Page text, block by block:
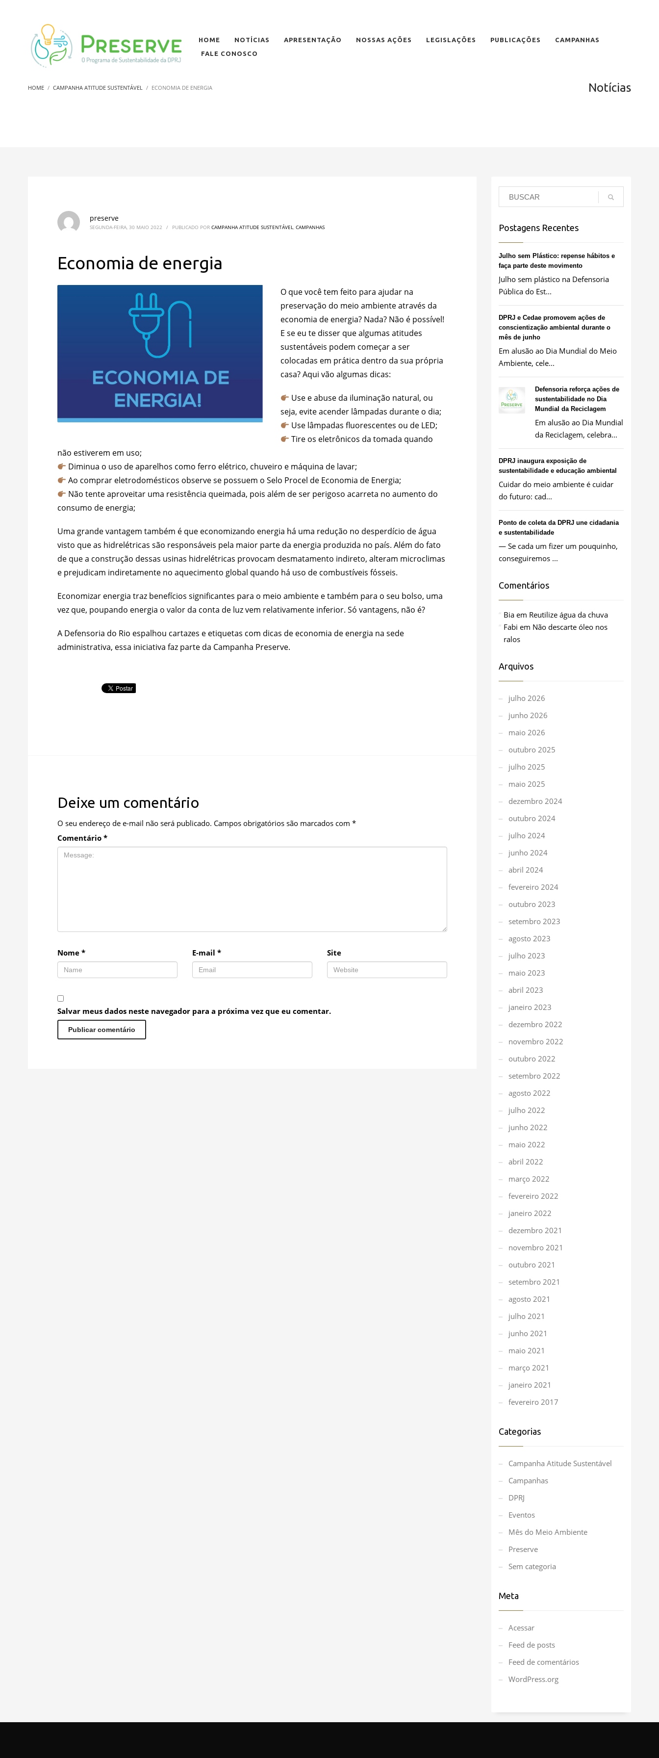
HOME NOTÍCIAS APRESENTAÇÃO NOSSAS AÇÕES LEGISLAÇÕES PUBLICAÇÕES
CAMPANHAS
FALE CONOSCO
HOME CAMPANHA ATITUDE SUSTENTÁVEL ECONOMIA DE ENERGIA Notícias
preserve
SEGUNDA-FEIRA, 30 MAIO 2022 / PUBLICADO POR CAMPANHA ATITUDE SUSTENTÁVEL, CAMPANHAS
Economia de energia
O que você tem feito para ajudar na
preservação do meio ambiente através da
economia de energia? Nada? Não é possível!
E se eu te disser que algumas atitudes
sustentáveis podem começar a ser
colocadas em prática dentro da sua própria
casa? Aqui vão algumas dicas:
Use e abuse da iluminação natural, ou
seja, evite acender lâmpadas durante o dia;
Use lâmpadas fluorescentes ou de LED;
Tire os eletrônicos da tomada quando
não estiverem em uso;
Diminua o uso de aparelhos como ferro elétrico, chuveiro e máquina de lavar;
Ao comprar eletrodomésticos observe se possuem o Selo Procel de Economia de Energia;
Não tente aproveitar uma resistência queimada, pois além de ser perigoso acarreta no aumento do
consumo de energia;
Uma grande vantagem também é que economizando energia há uma redução no desperdício de água
visto que as hidrelétricas são responsáveis pela maior parte da energia produzida no país. Além do fato
de que a construção dessas usinas hidrelétricas provocam desmatamento indireto, alteram microclimas
e prejudicam indiretamente no aquecimento global quando há uso de combustíveis fósseis.
Economizar energia traz benefícios significantes para o meio ambiente e também para o seu bolso, uma
vez que, poupando energia o valor da conta de luz vem relativamente inferior. Só vantagens, não é?
A Defensoria do Rio espalhou cartazes e etiquetas com dicas de economia de energia na sede
administrativa, essa iniciativa faz parte da Campanha Preserve.
Deixe um comentário
O seu endereço de e-mail não será publicado. Campos obrigatórios são marcados com *
Comentário *
Nome * E-mail * Site
Salvar meus dados neste navegador para a próxima vez que eu comentar.
Postagens Recentes
Julho sem Plástico: repense hábitos e
faça parte deste movimento
Julho sem plástico na Defensoria
Pública do Est...
DPRJ e Cedae promovem ações de
conscientização ambiental durante o
mês de junho
Em alusão ao Dia Mundial do Meio
Ambiente, cele...
Defensoria reforça ações de
sustentabilidade no Dia
Mundial da Reciclagem
Em alusão ao Dia Mundial
da Reciclagem, celebra...
DPRJ inaugura exposição de
sustentabilidade e educação ambiental
Cuidar do meio ambiente é cuidar
do futuro: cad...
Ponto de coleta da DPRJ une cidadania
e sustentabilidade
— Se cada um fizer um pouquinho,
conseguiremos ...
Comentários
Bia em Reutilize água da chuva
Fabi em Não descarte óleo nos
ralos
Arquivos
julho 2026
junho 2026
maio 2026
outubro 2025
julho 2025
maio 2025
dezembro 2024
outubro 2024
julho 2024
junho 2024
abril 2024
fevereiro 2024
outubro 2023
setembro 2023
agosto 2023
julho 2023
maio 2023
abril 2023
janeiro 2023
dezembro 2022
novembro 2022
outubro 2022
setembro 2022
agosto 2022
julho 2022
junho 2022
maio 2022
abril 2022
março 2022
fevereiro 2022
janeiro 2022
dezembro 2021
novembro 2021
outubro 2021
setembro 2021
agosto 2021
julho 2021
junho 2021
maio 2021
março 2021
janeiro 2021
fevereiro 2017
Categorias
Campanha Atitude Sustentável
Campanhas
DPRJ
Eventos
Mês do Meio Ambiente
Preserve
Sem categoria
Meta
Acessar
Feed de posts
Feed de comentários
WordPress.org